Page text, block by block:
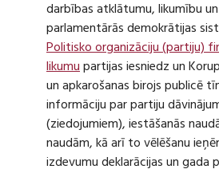
darbības atklātumu, likumību
parlamentārās demokrātijas
Politisko organizāciju (partiju)
likumupartijas iesniedz un
un apkarošanas birojs publicē
informāciju par partiju
(ziedojumiem), iestāšanās
naudām, kā arī to vēlēšanu
izdevumu deklarācijas un gada